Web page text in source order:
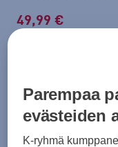
49,99 €
Tarjous voimassa
Väri Tummansininen
Parempaa
evästeiden
K-ryhmä